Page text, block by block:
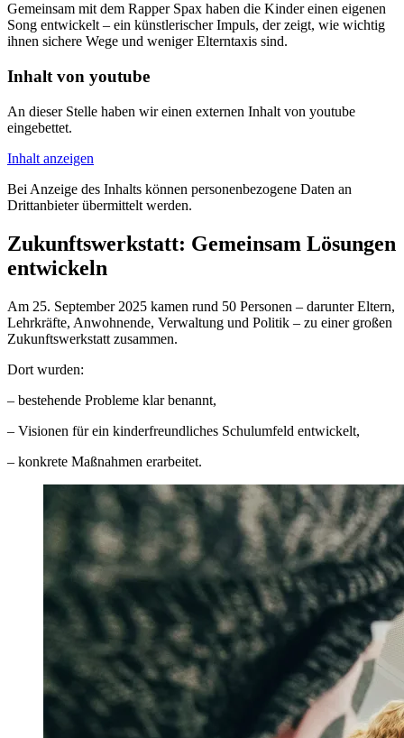
Gemeinsam mit dem Rapper Spax haben die Kinder einen eigenen
Song entwickelt – ein künstlerischer Impuls, der zeigt, wie wichtig
ihnen sichere Wege und weniger Elterntaxis sind.
Inhalt von youtube
An dieser Stelle haben wir einen externen Inhalt von youtube
eingebettet.
Inhalt anzeigen
Bei Anzeige des Inhalts können personenbezogene Daten an
Drittanbieter übermittelt werden.
Zukunftswerkstatt: Gemeinsam Lösungen
entwickeln
Am 25. September 2025 kamen rund 50 Personen – darunter Eltern,
Lehrkräfte, Anwohnende, Verwaltung und Politik – zu einer großen
Zukunftswerkstatt zusammen.
Dort wurden:
– bestehende Probleme klar benannt,
– Visionen für ein kinderfreundliches Schulumfeld entwickelt,
– konkrete Maßnahmen erarbeitet.